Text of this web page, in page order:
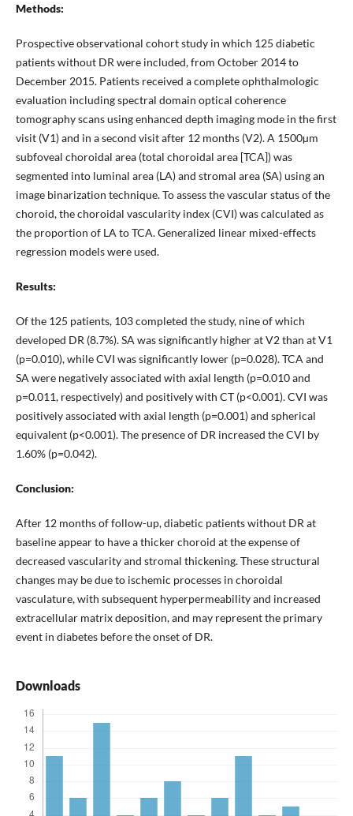
Methods:
Prospective observational cohort study in which 125 diabetic
patients without DR were included, from October 2014 to
December 2015. Patients received a complete ophthalmologic
evaluation including spectral domain optical coherence
tomography scans using enhanced depth imaging mode in the first
visit (V1) and in a second visit after 12 months (V2). A 1500µm
subfoveal choroidal area (total choroidal area [TCA]) was
segmented into luminal area (LA) and stromal area (SA) using an
image binarization technique. To assess the vascular status of the
choroid, the choroidal vascularity index (CVI) was calculated as
the proportion of LA to TCA. Generalized linear mixed-effects
regression models were used.
Results:
Of the 125 patients, 103 completed the study, nine of which
developed DR (8.7%). SA was significantly higher at V2 than at V1
(p=0.010), while CVI was significantly lower (p=0.028). TCA and
SA were negatively associated with axial length (p=0.010 and
p=0.011, respectively) and positively with CT (p<0.001). CVI was
positively associated with axial length (p=0.001) and spherical
equivalent (p<0.001). The presence of DR increased the CVI by
1.60% (p=0.042).
Conclusion:
After 12 months of follow-up, diabetic patients without DR at
baseline appear to have a thicker choroid at the expense of
decreased vascularity and stromal thickening. These structural
changes may be due to ischemic processes in choroidal
vasculature, with subsequent hyperpermeability and increased
extracellular matrix deposition, and may represent the primary
event in diabetes before the onset of DR.
Downloads